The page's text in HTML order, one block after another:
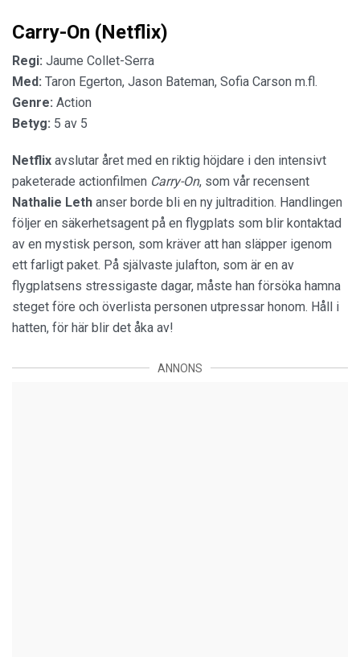
Carry-On (Netflix)
Regi: Jaume Collet-Serra
Med: Taron Egerton, Jason Bateman, Sofia Carson m.fl.
Genre: Action
Betyg: 5 av 5
Netflix avslutar året med en riktig höjdare i den intensivt
paketerade actionfilmen Carry-On, som vår recensent
Nathalie Leth anser borde bli en ny jultradition. Handlingen
följer en säkerhetsagent på en flygplats som blir kontaktad
av en mystisk person, som kräver att han släpper igenom
ett farligt paket. På självaste julafton, som är en av
flygplatsens stressigaste dagar, måste han försöka hamna
steget före och överlista personen utpressar honom. Håll i
hatten, för här blir det åka av!
ANNONS